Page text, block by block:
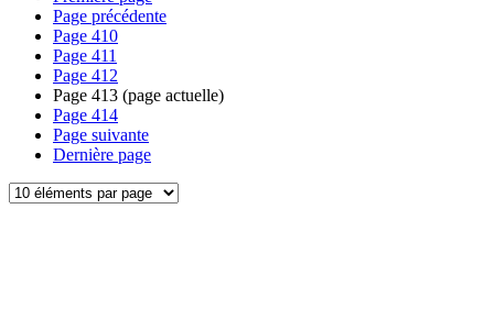
Page précédente
Page 410
Page 411
Page 412
Page 413 (page actuelle)
Page 414
Page suivante
Dernière page